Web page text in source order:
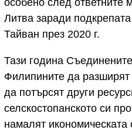
Литва заради
Тайван през 2020 г.
Тази година
Филипините да разширят
да потърсят други
селскостопанското си
намалят икономическата